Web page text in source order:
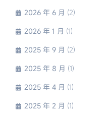
2026 年 6 月 (2)
2026 年 1 月 (1)
2025 年 9 月 (2)
2025 年 8 月 (1)
2025 年 4 月 (1)
2025 年 2 月 (1)